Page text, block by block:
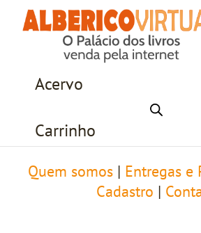
Acervo
Carrinho
Quem somos Entregas e
Cadastro